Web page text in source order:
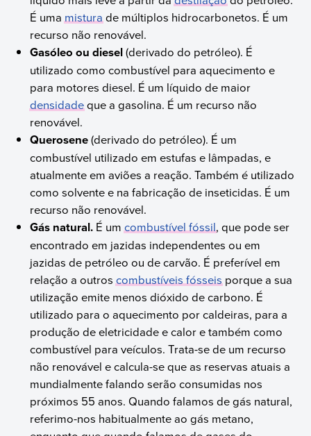
É umamisturade múltiplos hidrocarbonetos. É um
recurso não renovável.
Gasóleo ou diesel(derivado do petróleo). É
utilizado como combustível para aquecimento e
para motores diesel. É um líquido de maior
densidadeque a gasolina. É um recurso não
renovável.
Querosene(derivado do petróleo). É um
combustível utilizado em estufas e lâmpadas, e
atualmente em aviões a reação. Também é utilizado
como solvente e na fabricação de inseticidas. É um
recurso não renovável.
Gás natural. É umcombustível fóssil, que pode ser
encontrado em jazidas independentes ou em
jazidas de petróleo ou de carvão. É preferível em
relação a outroscombustíveis fósseisporque a sua
utilização emite menos dióxido de carbono. É
utilizado para o aquecimento por caldeiras, para a
produção de eletricidade e calor e também como
combustível para veículos. Trata-se de um recurso
não renovável e calcula-se que as reservas atuais a
mundialmente falando serão consumidas nos
próximos 55 anos. Quando falamos de gás natural,
referimo-nos habitualmente ao gás metano,